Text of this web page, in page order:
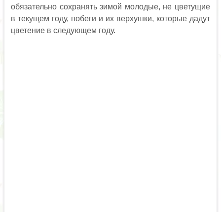
обязательно сохранять зимой молодые, не цветущие
в текущем году, побеги и их верхушки, которые дадут
цветение в следующем году.